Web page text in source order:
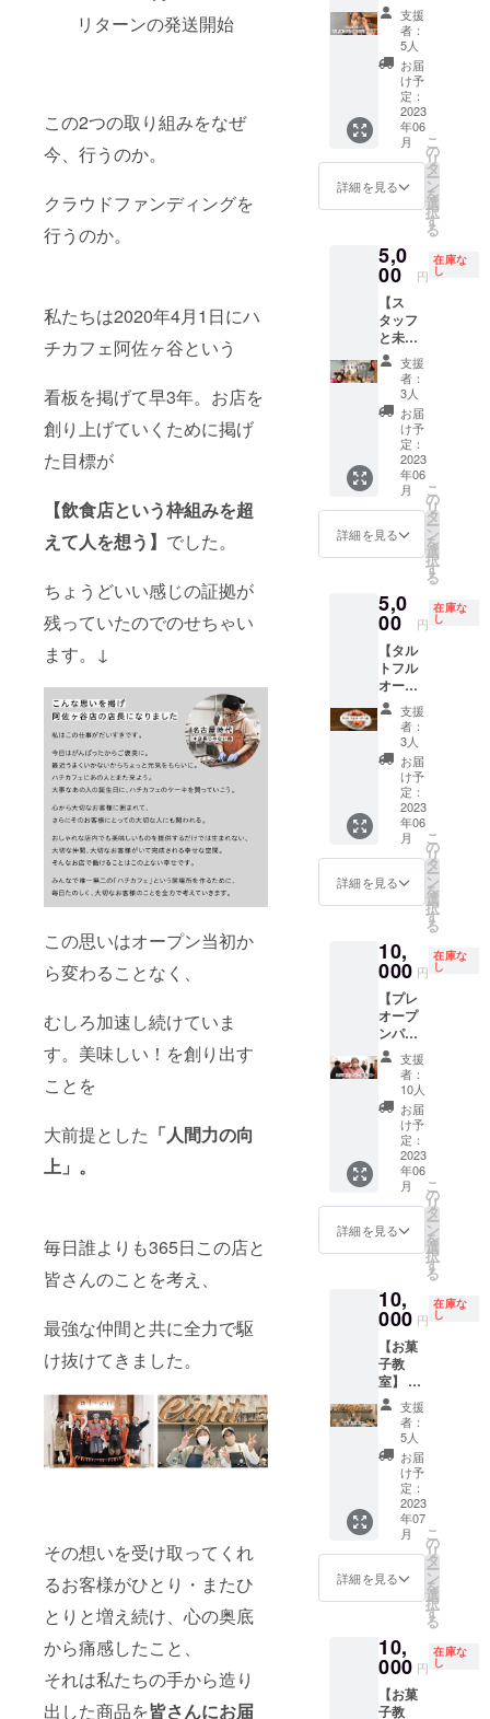
リターンの発送開始
この2つの取り組みをなぜ
今、行うのか。
クラウドファンディングを
行うのか。
私たちは2020年4月1日にハ
チカフェ阿佐ヶ谷という
看板を掲げて早3年。お店を
創り上げていくために掲げ
た目標が
【飲食店という枠組みを超
えて人を想う】 でした。
ちょうどいい感じの証拠が
残っていたのでのせちゃい
ます。↓
この思いはオープン当初か
ら変わることなく、
むしろ加速し続けていま
す。美味しい！を創り出す
ことを
大前提とした 「人間力の向
上」。
毎日誰よりも365日この店と
皆さんのことを考え、
最強な仲間と共に全力で駆
け抜けてきました。
その想いを受け取ってくれ
るお客様がひとり・またひ
とりと増え続け、心の奥底
から痛感したこと、
それは私たちの手から造り
出した商品を皆さんにお届
20×30
） 重
量
500ｇ～
1㎏ 保
存方
法 冷
凍 賞味
裏面に
記載
ら
8%OFF
2023.6
以降初
来店
時〜半
年間 初
回ご来
店時は
メール
画面に
時にお
渡しし
たカー
ドをご
提示く
ださ
い。 . ハ
チコ
ミュニ
ティ看
板に お
名前を
入れさ
せてい
ただき
. ※備考
欄に看
ご希望
のお名
前を ご
明記く
ださ
い。
やマル
シェの
スポン
サー権
の特権
は2つ！
その1
電飾看
板にあ
なたの
の2 て
ん
のお店
ご予約
特権 て
ん
ちょー
のお店
は営業
日はラ
ンダ
ム。 ご
予約特
権をお
持ちの
方は
優先的
にご予
約を承
りま
す。(1
回まで)
「有効
期限：
2023年
6月～
2024年
6月（店
舗休日
を除
く）」
にご希
望のお
ムでも
あだ名
でもな
んで
も
Instagr
amアカ
ウン
ト を
ご明記
くださ
い。
シェ参
加券】
6/17に
ハチカ
フェ阿
佐ヶ谷
店内で
出店し
ません
か。
【開催
日】6月
10:00～
16:00
最大17
時まで
可（準
備設営
9:00
～）
【販売
可能
例】・
調理行
為を伴
わない
個包装
済み飲
食物
ア製造
に限
・ハン
ドド
リップ
コー
ヒー
（コン
セント
り）・
アクセ
サリー
など小
物類
可 そ
にてお
気軽に
ご相談
くださ
い。
備考
欄に商
【備考
欄】 ・
出店商
品内容
・商品
ビジュ
アルが
わかる
amや各
種SNS
区画希
望サイ
ズ目安
ご明記
くださ
い。 上
記記注
意事項
をご確
認の上
不明点
や相談
あれば
DMくだ
支援
者：
5人
お届
け予
定：
2023
年06
月
詳細を見る
こ
の
リ
タ
ー
ン
を
選
択
す
る
5,0
00 円
在庫な
し
【ス
タッフ
と未来
を語る
券】 ア
ドバイ
ス！相
談会！
なんて
おこが
ましい
ことは
言えま
せんが
あなた
て対話
をしま
す。 愚
痴でも
なんで
もばっ
ちこい
です。
タルト
とドリ
ンク付
き。
日時：
後日
Instagr
amDM
にて応
所：ハ
チカ
佐ヶ谷
店内
＊備考
欄に
Instagr
amアカ
ウント
名の記
載をお
願い致
しま
す。 6
月上旬
に日程
す。
支援
者：
3人
お届
け予
定：
2023
年06
月
詳細を見る
こ
の
リ
タ
ー
ン
を
選
択
す
る
5,0
00 円
在庫な
し
【タル
トフル
オー
ダー
券】 あ
なたの
頭の中
にある
理想の
タルト
を 事細
かに！
全て！
デザイ
ンま
す。
【オー
ダー方
法】
Instagr
am にて
ハチカ
フェ阿
佐ヶ谷
店アカ
ウント
から ヒ
ヤリン
グのDM
を送ら
せてい
ただき
相談。
1ヶ月間
えてい
ただい
たタル
トは1ヶ
月間 商
品とし
て
ショー
ケース
に並び
ます。
またご
考案者
様には
のホー
ルでプ
レゼン
ト！並
支援
者：
3人
お届
け予
定：
2023
年06
月
詳細を見る
こ
の
リ
タ
ー
ン
を
選
択
す
る
10,
000 円
在庫な
し
【プレ
オープ
ンパー
ティー
ご招待
券】
「てん
ちょー
のおみ
せ」の
プレ
オープ
ン参加
券で
す。 沢
がら濃
ゆい時
間を楽
しみま
しょ
う。
パー
ティー
の詳細
につい
ては6月
1日に個
別で
メール
にてご
案内さ
せてい
場】 ハ
チカ
佐ヶ谷
支援
者：
10人
お届
け予
定：
2023
年06
月
詳細を見る
こ
の
リ
タ
ー
ン
を
選
択
す
る
10,
000 円
在庫な
し
【お菓
子教
室】 ハ
チカ
フェ阿
佐ヶ谷
店初の
お菓子
教室を
開催！
詳細は
後日告
知しま
す。 み
んなで
タイム
を楽し
みま
しょ
う。
支援
者：
5人
お届
け予
定：
2023
年07
月
詳細を見る
こ
の
リ
タ
ー
ン
を
選
択
す
る
10,
000 円
在庫な
し
【お菓
子教